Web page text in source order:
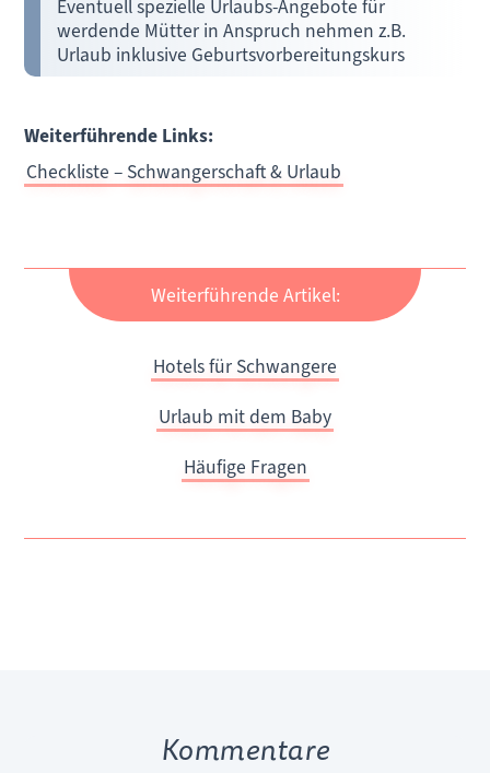
Eventuell spezielle Urlaubs-Angebote für
werdende Mütter in Anspruch nehmen z.B.
Urlaub inklusive Geburtsvorbereitungskurs
Weiterführende Links:
Checkliste – Schwangerschaft & Urlaub
Weiterführende Artikel:
Hotels für Schwangere
Urlaub mit dem Baby
Häufige Fragen
Kommentare